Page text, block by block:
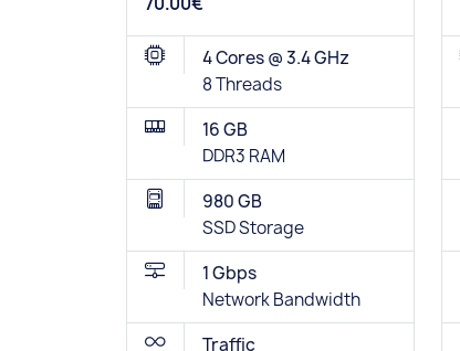
4 Cores @ 3.4 GHz
8 Threads
16 GB
DDR3 RAM
980 GB
SSD Storage
1 Gbps
Network Bandwidth
Traffic